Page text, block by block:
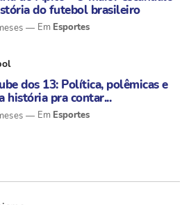
do futebol brasileiro
Esportes
dos 13: Política, polêmicas e
história pra contar...
Esportes